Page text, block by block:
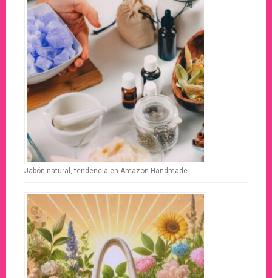
Jabón natural, tendencia en Amazon Handmade